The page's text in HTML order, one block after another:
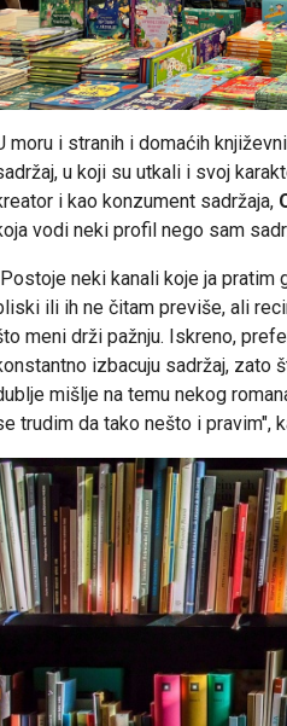
moru i stranih i domaćih
u koji su utkali i svoj
i kao konzument sadržaja,
vodi neki profil nego sam
neki kanali koje ja pratim
ili ih ne čitam previše, ali
meni drži pažnju. Iskreno,
izbacuju sadržaj, zato
mišlje na temu nekog
trudim da tako nešto i pravim",